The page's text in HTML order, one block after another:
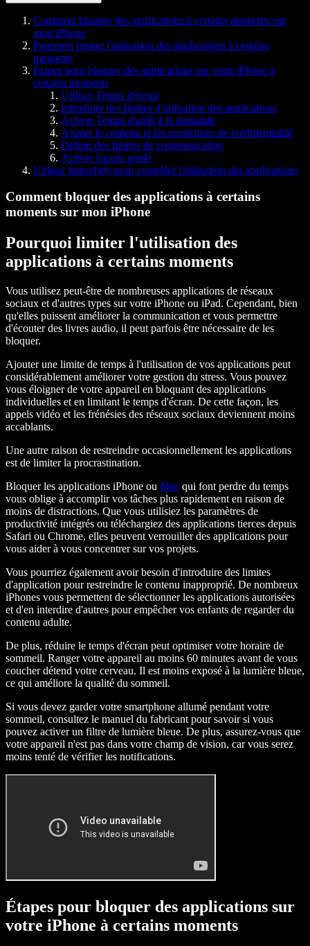
Comment bloquer des applications à certains moments sur
mon iPhone
Pourquoi limiter l'utilisation des applications à certains
moments
Étapes pour bloquer des applications sur votre iPhone à
certains moments
Utiliser Temps d'écran
Introduire des limites d'utilisation des applications
Activer Temps d'arrêt à la demande
Ajuster le contenu et les restrictions de confidentialité
Définir des limites de communication
Activer l'accès guidé
Utiliser Speechify pour contrôler l'utilisation des applications
Comment bloquer des applications à certains
moments sur mon iPhone
Pourquoi limiter l'utilisation des
applications à certains moments
Vous utilisez peut-être de nombreuses applications de réseaux
sociaux et d'autres types sur votre iPhone ou iPad. Cependant, bien
qu'elles puissent améliorer la communication et vous permettre
d'écouter des livres audio, il peut parfois être nécessaire de les
bloquer.
Ajouter une limite de temps à l'utilisation de vos applications peut
considérablement améliorer votre gestion du stress. Vous pouvez
vous éloigner de votre appareil en bloquant des applications
individuelles et en limitant le temps d'écran. De cette façon, les
appels vidéo et les frénésies des réseaux sociaux deviennent moins
accablants.
Une autre raison de restreindre occasionnellement les applications
est de limiter la procrastination.
Bloquer les applications iPhone ou Mac qui font perdre du temps
vous oblige à accomplir vos tâches plus rapidement en raison de
moins de distractions. Que vous utilisiez les paramètres de
productivité intégrés ou téléchargiez des applications tierces depuis
Safari ou Chrome, elles peuvent verrouiller des applications pour
vous aider à vous concentrer sur vos projets.
Vous pourriez également avoir besoin d'introduire des limites
d'application pour restreindre le contenu inapproprié. De nombreux
iPhones vous permettent de sélectionner les applications autorisées
et d'en interdire d'autres pour empêcher vos enfants de regarder du
contenu adulte.
De plus, réduire le temps d'écran peut optimiser votre horaire de
sommeil. Ranger votre appareil au moins 60 minutes avant de vous
coucher détend votre cerveau. Il est moins exposé à la lumière bleue,
ce qui améliore la qualité du sommeil.
Si vous devez garder votre smartphone allumé pendant votre
sommeil, consultez le manuel du fabricant pour savoir si vous
pouvez activer un filtre de lumière bleue. De plus, assurez-vous que
votre appareil n'est pas dans votre champ de vision, car vous serez
moins tenté de vérifier les notifications.
Étapes pour bloquer des applications sur
votre iPhone à certains moments